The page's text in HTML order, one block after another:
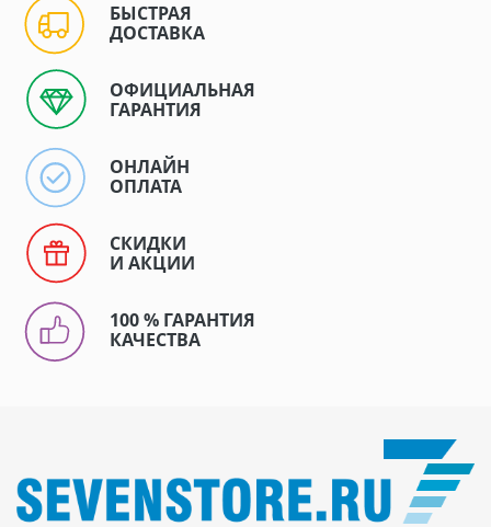
БЫСТРАЯ
ДОСТАВКА
ОФИЦИАЛЬНАЯ
ГАРАНТИЯ
ОНЛАЙН
ОПЛАТА
СКИДКИ
И АКЦИИ
100 % ГАРАНТИЯ
КАЧЕСТВА